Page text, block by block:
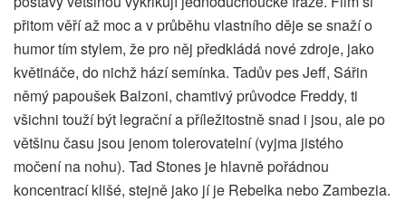
přitom věří až moc a v průběhu vlastního děje se snaží o
humor tím stylem, že pro něj předkládá nové zdroje, jako
květináče, do nichž hází semínka. Tadův pes Jeff, Sářin
němý papoušek Balzoni, chamtivý průvodce Freddy, ti
všichni touží být legrační a příležitostně snad i jsou, ale po
většinu času jsou jenom tolerovatelní (vyjma jistého
močení na nohu). Tad Stones je hlavně pořádnou
koncentrací klišé, stejně jako jí je Rebelka nebo Zambezia.